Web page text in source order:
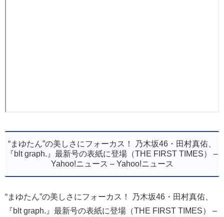
“まゆたん”の美しさにフォーカス！ 乃木坂46・田村真佑、
『blt graph.』最新号の表紙に登場（THE FIRST TIMES） –
Yahoo!ニュース – Yahoo!ニュース
“まゆたん”の美しさにフォーカス！ 乃木坂46・田村真佑、
『blt graph.』最新号の表紙に登場（THE FIRST TIMES） –